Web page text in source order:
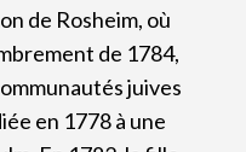
de Rosheim, où
de 1784,
juives
en 1778 à une